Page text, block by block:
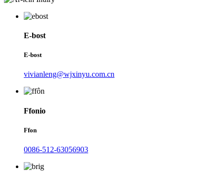
E-bost
E-bost
vivianleng@wjxinyu.com.cn
Ffonio
Ffon
0086-512-63056903